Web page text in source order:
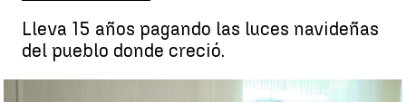
Lleva 15 años pagando las luces navideñas
del pueblo donde creció.
La empresaria que paga las luces navideñas de Montefrío |